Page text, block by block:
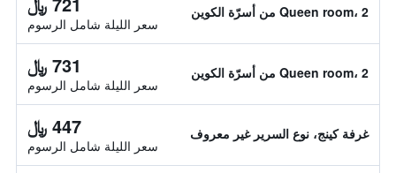
Queen room، 2 من أسرّة الكوين
سعر الليلة شامل الرسوم
Queen room، 2 من أسرّة الكوين 731 ﷼
سعر الليلة شامل الرسوم
غرفة كينج، نوع السرير غير معروف 447 ﷼
سعر الليلة شامل الرسوم